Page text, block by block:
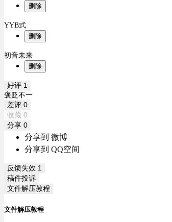
删除
YYB式
删除
初音未来
删除
好评 1
褒贬不一
差评 0
收藏 0
分享 0
分享到 微博
分享到 QQ空间
反馈失效 1
稿件投诉
文件解压教程
文件解压教程